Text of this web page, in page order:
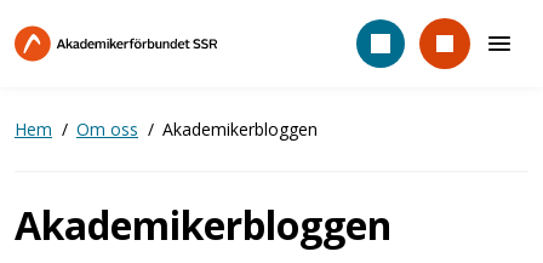
till
Hem Om oss Akademikerbloggen
Akademikerbloggen